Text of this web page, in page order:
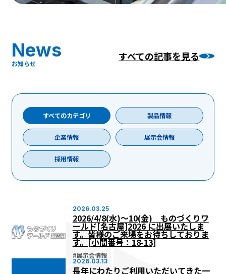
News
お知らせ
すべての記事を見る
すべてのカテゴリ 製品情報
企業情報 展示会情報
採用情報
2026.03.25
2026/4/8(水)～10(金) ものづくりワ
ールド[名古屋]2026 に出展いたしま
す。皆様のご来場をお待ちしておりま
す。[小間番号：18-13]
#展示会情報
2026.03.13
長年にわたりご利用いただいてきた一